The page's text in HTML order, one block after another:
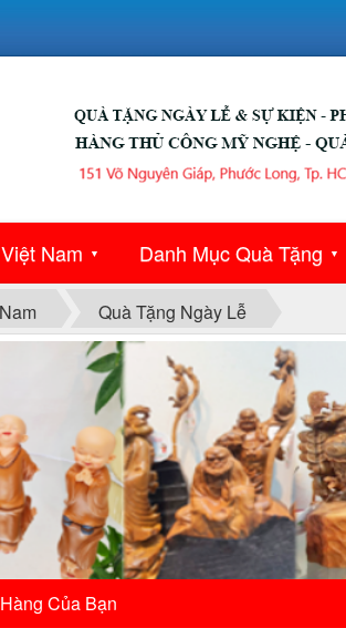
Nam ▼ Danh Mục Quà Tặng ▼
Quà Tặng Ngày Lễ
Của Bạn